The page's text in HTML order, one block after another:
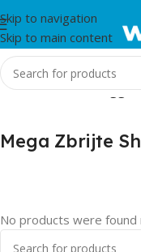
Skip to navigation
Skip to main content
Home/Products
Mega Zbrijte
No products were found